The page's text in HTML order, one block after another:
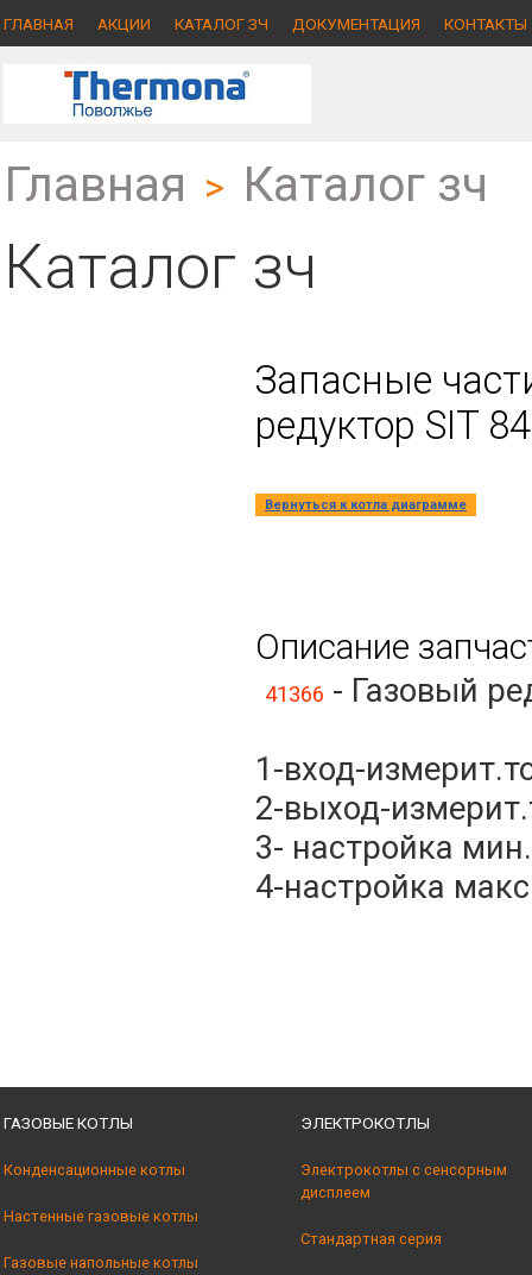
ГЛАВНАЯ АКЦИИ КАТАЛОГ ЗЧ ДОКУМЕНТАЦИЯ КОНТАКТЫ
Главная > Каталог зч
Каталог зч
Запасные
редуктор SIT
Вернуться к котла диаграмме
Описание
41366 - Газовый
1-вход-
2-выход-
3- настройка
4-настройка
ГАЗОВЫЕ КОТЛЫ
Конденсационные котлы
Настенные газовые котлы
Газовые напольные котлы
ЭЛЕКТРОКОТЛЫ
Электрокотлы с сенсорным
дисплеем
Стандартная серия